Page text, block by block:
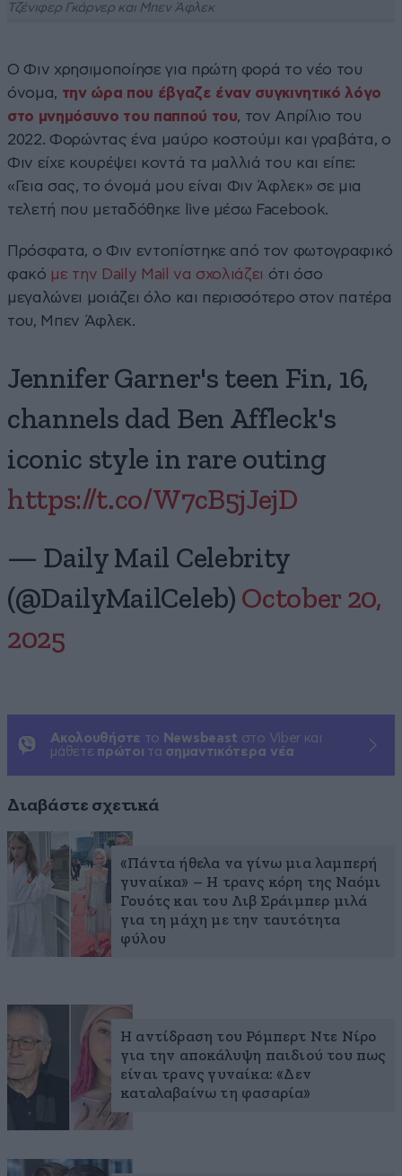
Τζένιφερ Γκάρνερ και Μπεν Άφλεκ
Ο Φιν χρησιμοποίησε για πρώτη φορά το νέο του
όνομα, την ώρα που έβγαζε έναν συγκινητικό λόγο
στο μνημόσυνο του παππού του, τον Απρίλιο του
2022. Φορώντας ένα μαύρο κοστούμι και γραβάτα, ο
Φιν είχε κουρέψει κοντά τα μαλλιά του και είπε:
«Γεια σας, το όνομά μου είναι Φιν Άφλεκ» σε μια
τελετή που μεταδόθηκε live μέσω Facebook.
Πρόσφατα, ο Φιν εντοπίστηκε από τον φωτογραφικό
φακό με την Daily Mail να σχολιάζει ότι όσο
μεγαλώνει μοιάζει όλο και περισσότερο στον πατέρα
του, Μπεν Άφλεκ.
Jennifer Garner's teen Fin, 16,
channels dad Ben Affleck's
iconic style in rare outing
https://t.co/W7cB5jJejD
— Daily Mail Celebrity
(@DailyMailCeleb) October 20,
2025
Ακολουθήστε το Newsbeast στο Viber και
μάθετε πρώτοι τα σημαντικότερα νέα
Διαβάστε σχετικά
«Πάντα ήθελα να γίνω μια λαμπερή
γυναίκα» – Η τρανς κόρη της Ναόμι
Γουότς και του Λιβ Σράιμπερ μιλά
για τη μάχη με την ταυτότητα
φύλου
Η αντίδραση του Ρόμπερτ Ντε Νίρο
για την αποκάλυψη παιδιού του πως
είναι τρανς γυναίκα: «Δεν
καταλαβαίνω τη φασαρία»